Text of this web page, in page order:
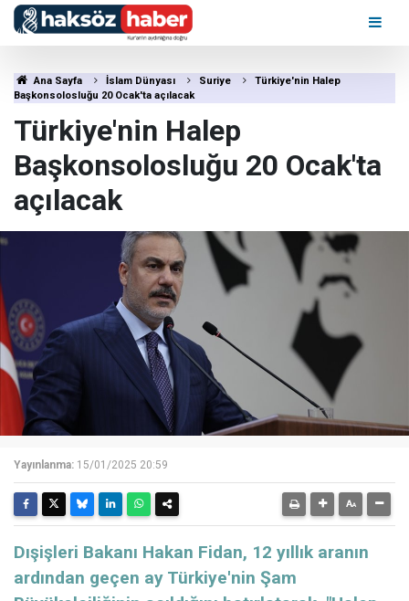
Ana Sayfa İslam Dünyası Suriye
Türkiye'nin Halep
Başkonsolosluğu 20 Ocak'ta açılacak
Türkiye'nin Halep
Başkonsolosluğu 20 Ocak'ta
açılacak
Yayınlanma: 15/01/2025 20:59
Dışişleri Bakanı Hakan Fidan, 12 yıllık aranın
ardından geçen ay Türkiye'nin Şam